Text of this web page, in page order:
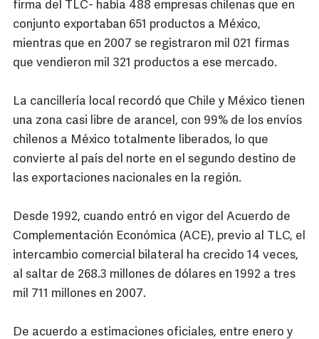
firma del TLC- había 488 empresas chilenas que en
conjunto exportaban 651 productos a México,
mientras que en 2007 se registraron mil 021 firmas
que vendieron mil 321 productos a ese mercado.
La cancillería local recordó que Chile y México tienen
una zona casi libre de arancel, con 99% de los envíos
chilenos a México totalmente liberados, lo que
convierte al país del norte en el segundo destino de
las exportaciones nacionales en la región.
Desde 1992, cuando entró en vigor del Acuerdo de
Complementación Económica (ACE), previo al TLC, el
intercambio comercial bilateral ha crecido 14 veces,
al saltar de 268.3 millones de dólares en 1992 a tres
mil 711 millones en 2007.
De acuerdo a estimaciones oficiales, entre enero y